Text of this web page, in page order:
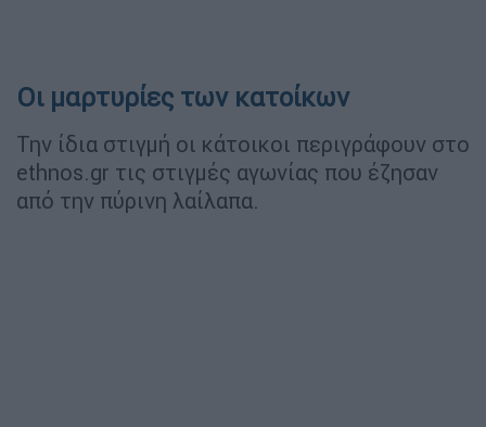
Οι μαρτυρίες των κατοίκων
Την ίδια στιγμή οι κάτοικοι περιγράφουν στο
ethnos.gr τις στιγμές αγωνίας που έζησαν
από την πύρινη λαίλαπα.